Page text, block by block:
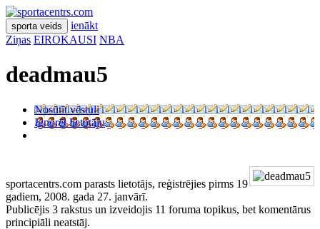
sporta veids
ienākt
Ziņas EIROKAUSI NBA
deadmau5
Nosūtīt vēstuli
Ignorēt lietotāju
sportacentrs.com parasts lietotājs, reģistrējies pirms 19
gadiem, 2008. gada 27. janvārī.
Publicējis 3 rakstus un izveidojis 11 foruma topikus, bet komentārus
principiāli neatstāj.